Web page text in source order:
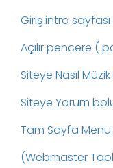
Giriş intro sayfası
Açılır pencere (
Siteye Nasıl
Siteye Yorum
Tam Sayfa Menu
(Webmaster